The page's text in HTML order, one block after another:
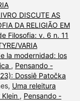
DISCUTE AS
DA RELIGIÃO EM
Filosofia: v. 6 n. 11
VARIA
la modernidad: los
, Pensando -
Dossiê Patočka
Uma releitura
, Pensando -